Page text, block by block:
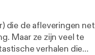
die de afleveringen net
Maar ze zijn veel te
verhalen die